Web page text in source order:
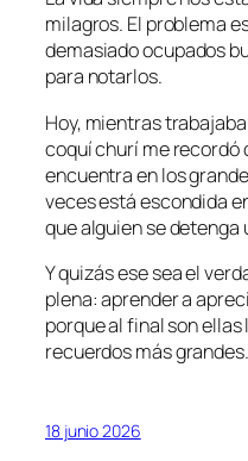
milagros. El problema
demasiado ocupados
para notarlos.
Hoy, mientras
coquí churí me recordó
encuentra en los
veces está escondida
que alguien se
Y quizás ese sea el
plena: aprender a
porque al final son
recuerdos más grandes.
18 junio 2026